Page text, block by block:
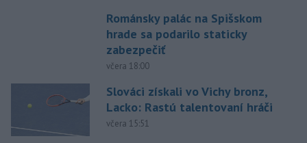
Románsky palác na Spišskom
hrade sa podarilo staticky
zabezpečiť
včera 18:00
Slováci získali vo Vichy bronz,
Lacko: Rastú talentovaní hráči
včera 15:51